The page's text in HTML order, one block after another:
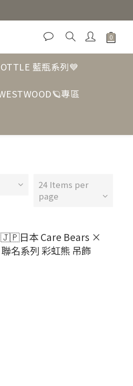
藍瓶系列💙
專區
24 Items per
page